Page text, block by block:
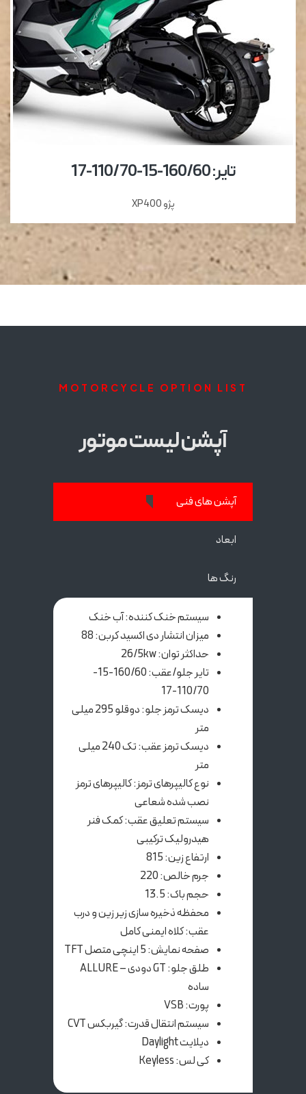
تایر: 160/60-15-110/70-17
پژو XP400
MOTORCYCLE OPTION LIST
آپشن لیست موتور
آپشن های فنی
ابعاد
رنگ ها
سیستم خنک کننده: آب خنک
میزان انتشار دی اکسید کربن: 88
حداکثر توان: 26/5kw
تایر جلو/عقب: 160/60-15-
110/70-17
دیسک ترمز جلو: دوقلو 295 میلی
متر
دیسک ترمز عقب: تک 240 میلی
متر
نوع کالیپرهای ترمز: کالیپرهای ترمز
نصب شده شعاعی
سیستم تعلیق عقب: کمک فنر
هیدرولیک ترکیبی
ارتفاع زین: 815
جرم خالص: 220
حجم باک: 13.5
محفظه ذخیره سازی زیر زین و درب
عقب: کلاه ایمنی کامل
صفحه نمایش: 5 اینچی متصل TFT
طلق جلو: GT دودی – ALLURE
ساده
پورت: VSB
سیستم انتقال قدرت: گیربکس CVT
دیلایت Daylight
کی لس: Keyless